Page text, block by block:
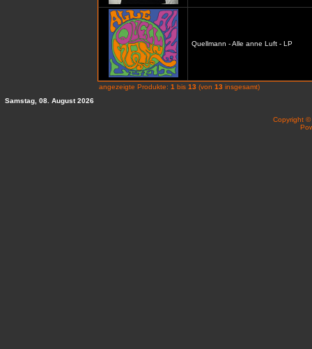
Quellmann - Alle anne Luft - LP
angezeigte Produkte: 1 bis 13 (von 13 insgesamt)
Samstag, 08. August 2026
Copyright